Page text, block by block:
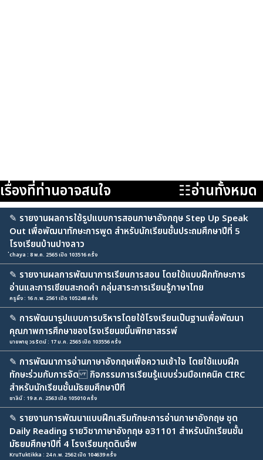
เรื่องที่ท่านอาจสนใจ ☷อ่านทั้งหมด
✎ รายงานผลการใช้รูปแบบการสอนภาษาอังกฤษ Step Up Speak
Out เพื่อพัฒนาทักษะการพูด สำหรับนักเรียนชั้นประถมศึกษาปีที่ 5
โรงเรียนบ้านปางลาว
่chaya : 8 พ.ค. 2565 เปิด 103516 ครั้ง
✎ รายงานผลการพัฒนาการเรียนการสอน โดยใช้แบบฝึกทักษะการ
อ่านและการเขียนสะกดคำ กลุ่มสาระการเรียนรู้ภาษาไทย
ครูผึ้ง : 16 ก.พ. 2561 เปิด 105248 ครั้ง
✎ การพัฒนารูปแบบการบริหารโดยใช้โรงเรียนเป็นฐานเพื่อพัฒนา
คุณภาพการศึกษาของโรงเรียนขมิ้นพิทยาสรรพ์
นายพายุ วรรัตน์ : 17 ม.ค. 2565 เปิด 103556 ครั้ง
✎ การพัฒนาการอ่านภาษาอังกฤษเพื่อความเข้าใจ โดยใช้แบบฝึก
ทักษะร่วมกับการจัด กิจกรรมการเรียนรู้แบบร่วมมือเทคนิค CIRC
สำหรับนักเรียนชั้นมัธยมศึกษาปีที
ชาลินี : 19 ส.ค. 2563 เปิด 105010 ครั้ง
✎ รายงานการพัฒนาแบบฝึกเสริมทักษะการอ่านภาษาอังกฤษ ชุด
Daily Reading รายวิชาภาษาอังกฤษ อ31101 สำหรับนักเรียนชั้น
มัธยมศึกษาปีที่ 4 โรงเรียนกุดดินจี่พ
KruTuktikka : 24 ก.พ. 2562 เปิด 104639 ครั้ง